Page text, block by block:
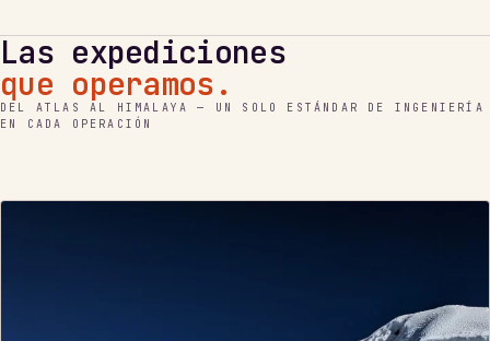
◆
◆
Las expediciones
que operamos.
DEL ATLAS AL HIMALAYA — UN SOLO ESTÁNDAR DE INGENIERÍA
EN CADA OPERACIÓN